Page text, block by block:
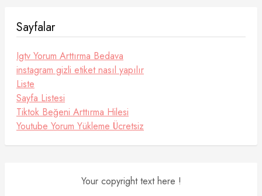
Sayfalar
Igtv Yorum Arttırma Bedava
instagram gizli etiket nasıl yapılır
Liste
Sayfa Listesi
Tiktok Beğeni Arttırma Hilesi
Youtube Yorum Yükleme Ücretsiz
Your copyright text here !